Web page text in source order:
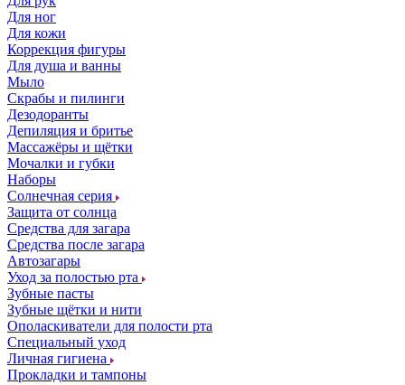
Для ног
Для кожи
Коррекция фигуры
Для душа и ванны
Мыло
Скрабы и пилинги
Дезодоранты
Депиляция и бритье
Массажёры и щётки
Мочалки и губки
Наборы
Солнечная серия
Защита от солнца
Средства для загара
Средства после загара
Автозагары
Уход за полостью рта
Зубные пасты
Зубные щётки и нити
Ополаскиватели для полости рта
Специальный уход
Личная гигиена
Прокладки и тампоны